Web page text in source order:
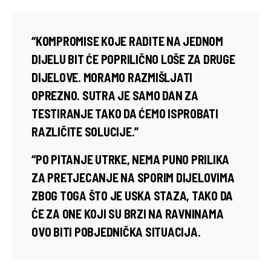
“KOMPROMISE KOJE RADITE NA JEDNOM
DIJELU BIT ĆE POPRILIČNO LOŠE ZA DRUGE
DIJELOVE. MORAMO RAZMIŠLJATI
OPREZNO. SUTRA JE SAMO DAN ZA
TESTIRANJE TAKO DA ĆEMO ISPROBATI
RAZLIČITE SOLUCIJE.”
“PO PITANJE UTRKE, NEMA PUNO PRILIKA
ZA PRETJECANJE NA SPORIM DIJELOVIMA
ZBOG TOGA ŠTO JE USKA STAZA, TAKO DA
ĆE ZA ONE KOJI SU BRZI NA RAVNINAMA
OVO BITI POBJEDNIČKA SITUACIJA.